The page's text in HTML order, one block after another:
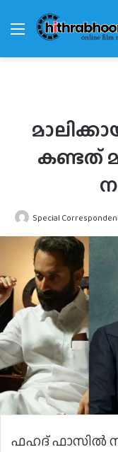
Menu
കണ്ടത്
Special
ഫഹദ് ഫാസിൽ